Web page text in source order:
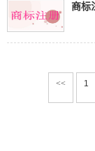
商标
<< 1